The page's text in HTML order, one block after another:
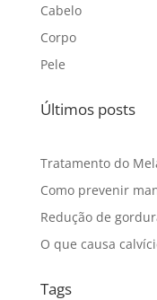
Cabelo
Corpo
Pele
Últimos posts
Tratamento do
Como prevenir
Redução de
O que causa
Tags